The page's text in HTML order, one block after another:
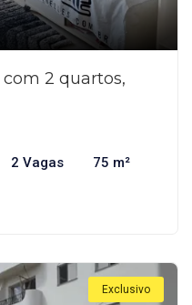
2 quartos,
2 Vagas 75 m²
Exclusivo